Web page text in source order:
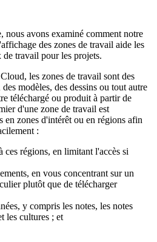
nous avons examiné comment notre
des zones de travail aide les
travail pour les projets.
les zones de travail sont des
modèles, des dessins ou tout autre
téléchargé ou produit à partir de
d'une zone de travail est
en zones d'intérêt ou en régions afin
:
ces régions, en limitant l'accès si
en vous concentrant sur un
plutôt que de télécharger
y compris les notes, les notes
les cultures ; et